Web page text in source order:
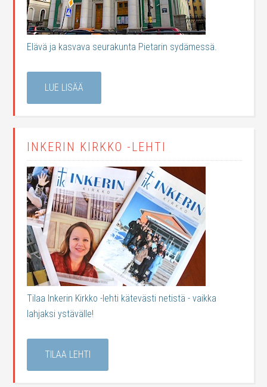
Elävä ja kasvava seurakunta Pietarin sydämessä.
LUE LISÄÄ
INKERIN KIRKKO -LEHTI
Tilaa Inkerin Kirkko -lehti kätevästi netistä - vaikka
lahjaksi ystävälle!
TILAA LEHTI